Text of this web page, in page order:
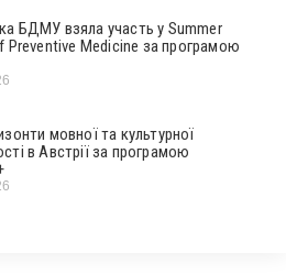
БДМУ взяла участь у Summer
Preventive Medicine за програмою
мовної та культурної
в Австрії за програмою